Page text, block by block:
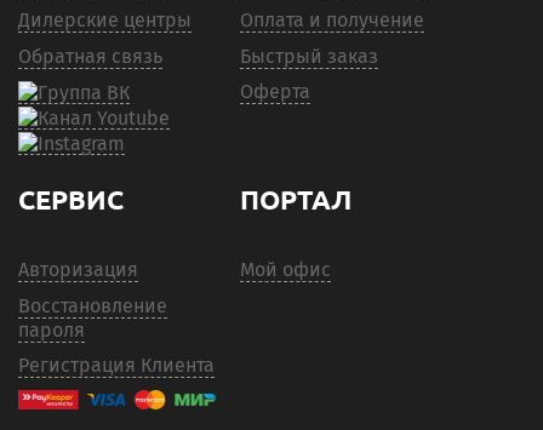
Дилерские центры
Обратная связь
Оплата и получение
Быстрый заказ
Оферта
СЕРВИС
Авторизация
Восстановление
пароля
Регистрация Клиента
ПОРТАЛ
Мой офис